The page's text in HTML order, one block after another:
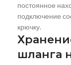
постоянное
подключение
крючку.
шланга